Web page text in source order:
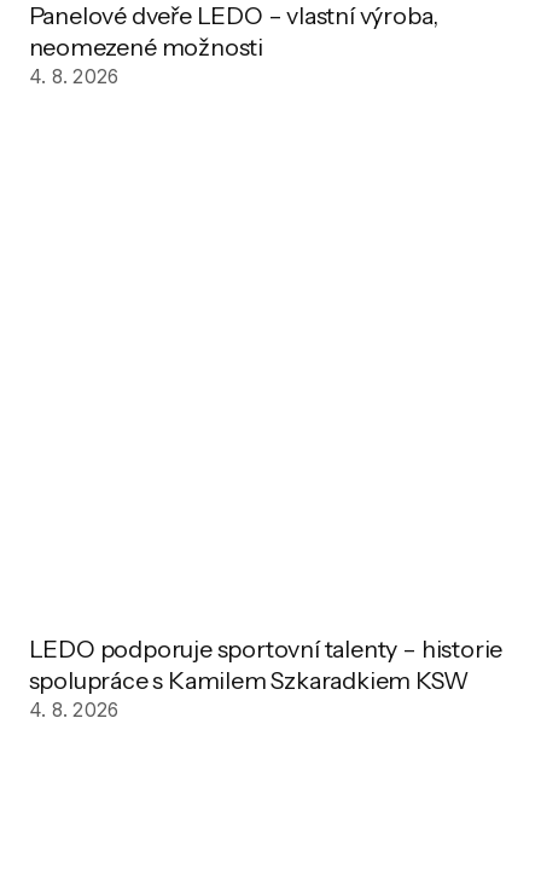
Panelové dveře LEDO – vlastní výroba,
neomezené možnosti
4. 8. 2026
LEDO podporuje sportovní talenty – historie
spolupráce s Kamilem Szkaradkiem KSW
4. 8. 2026